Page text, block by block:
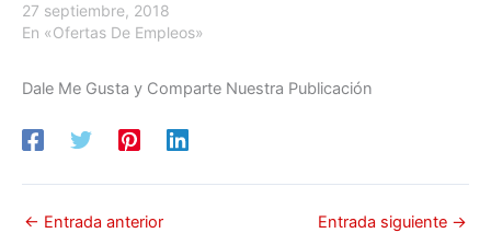
27 septiembre, 2018
En «Ofertas De Empleos»
Dale Me Gusta y Comparte Nuestra Publicación
← Entrada anterior Entrada siguiente →